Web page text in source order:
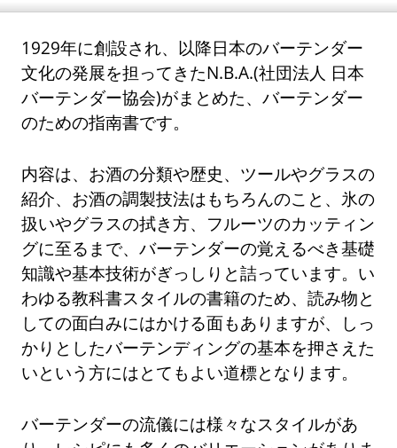
1929年に創設され、以降日本のバーテンダー
文化の発展を担ってきたN.B.A.(社団法人 日本
バーテンダー協会)がまとめた、バーテンダー
のための指南書です。
内容は、お酒の分類や歴史、ツールやグラスの
紹介、お酒の調製技法はもちろんのこと、氷の
扱いやグラスの拭き方、フルーツのカッティン
グに至るまで、バーテンダーの覚えるべき基礎
知識や基本技術がぎっしりと詰っています。い
わゆる教科書スタイルの書籍のため、読み物と
しての面白みにはかける面もありますが、しっ
かりとしたバーテンディングの基本を押さえた
いという方にはとてもよい道標となります。
バーテンダーの流儀には様々なスタイルがあ